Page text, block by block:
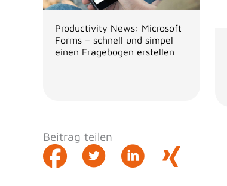
Productivity News: Microsoft
Forms – schnell und simpel
einen Fragebogen erstellen
Beitrag teilen